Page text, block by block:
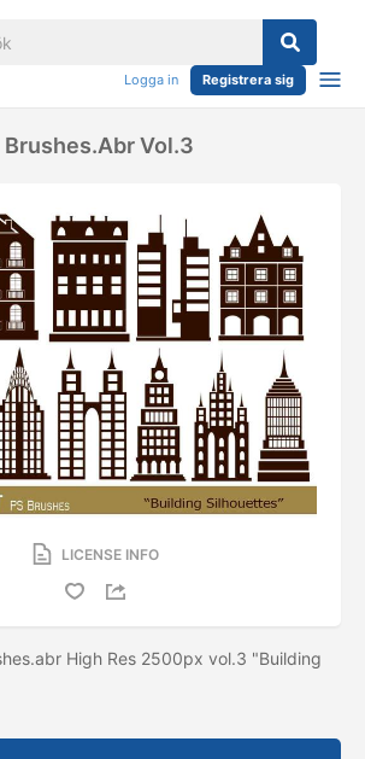
Logga in Registrera sig
Vol.3
LICENSE INFO
High Res 2500px vol.3 "Building